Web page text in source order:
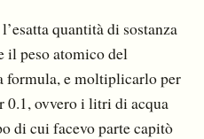
quantità di sostanza
il peso atomico del
formula, e moltiplicarlo per
0.1, ovvero i litri di acqua
di cui facevo parte capitò